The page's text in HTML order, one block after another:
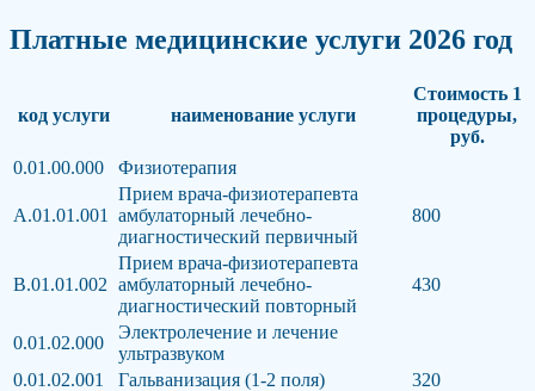
Платные медицинские услуги 2026 год
код услуги наименование услуги
Стоимость 1
процедуры,
руб.
0.01.00.000
Физиотерапия
А.01.01.001
Прием врача-физиотерапевта
амбулаторный лечебно-
диагностический первичный
800
В.01.01.002
Прием врача-физиотерапевта
амбулаторный лечебно-
диагностический повторный
430
0.01.02.000
Электролечение и лечение
ультразвуком
0.01.02.001
Гальванизация (1-2 поля)
320